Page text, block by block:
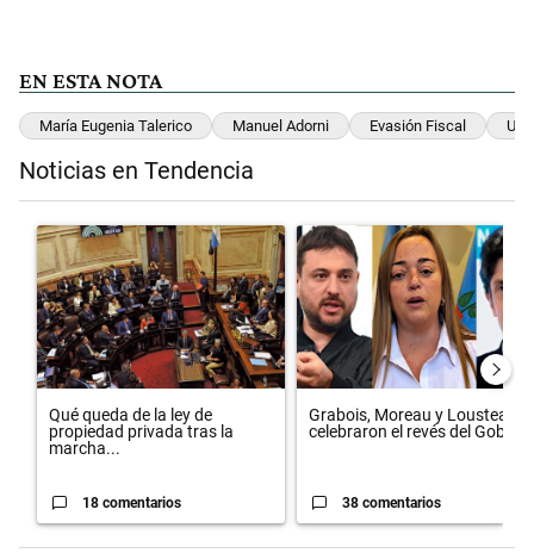
EN ESTA NOTA
María Eugenia Talerico Manuel Adorni Evasión Fiscal UIF
Noticias en Tendencia
Un artículo de tendencia con el título "Qué queda de la ley de
Qué queda de la ley de
propiedad privada tras la
marcha...
18 comentarios
Un artículo de tendencia con el
Grabois, Moreau y Lousteau
celebraron el revés del Gobi...
38 comentarios